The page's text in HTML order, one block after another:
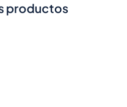
productos